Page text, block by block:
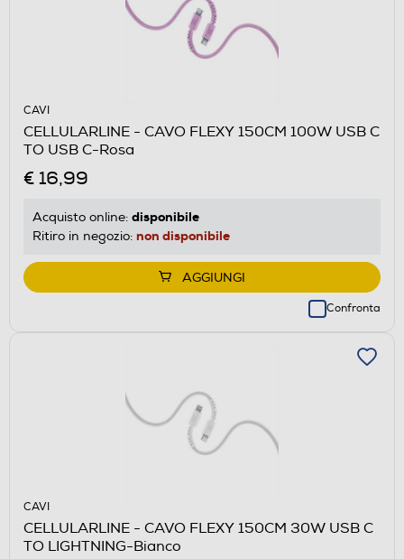
CAVI
CELLULARLINE - CAVO FLEXY 150CM 100W USB C
TO USB C-Rosa
€ 16,99
Acquisto online: disponibile
Ritiro in negozio: non disponibile
AGGIUNGI
Confronta
CAVI
CELLULARLINE - CAVO FLEXY 150CM 30W USB C
TO LIGHTNING-Bianco